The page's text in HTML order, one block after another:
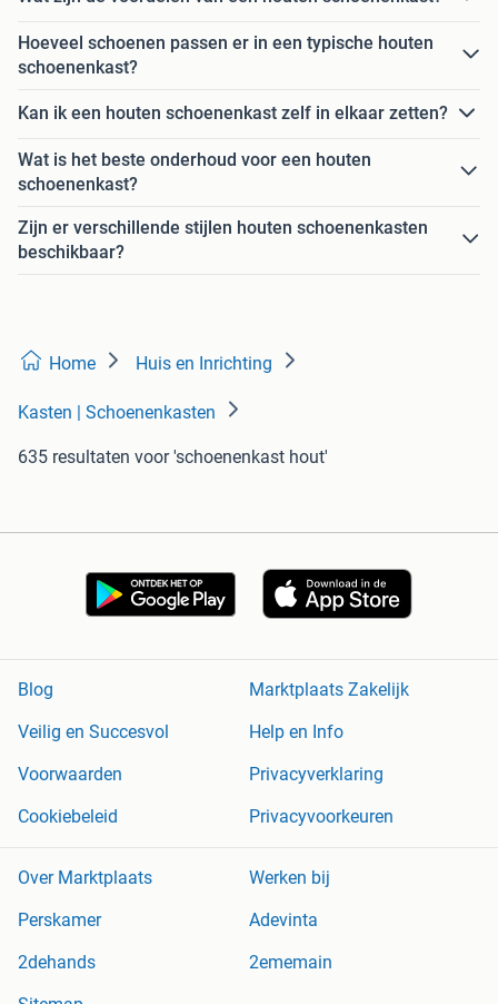
Hoeveel schoenen passen er in een typische houten
schoenenkast?
Kan ik een houten schoenenkast zelf in elkaar zetten?
Wat is het beste onderhoud voor een houten
schoenenkast?
Zijn er verschillende stijlen houten schoenenkasten
beschikbaar?
Home Huis en Inrichting
Kasten | Schoenenkasten
635 resultaten voor 'schoenenkast hout'
Blog
Marktplaats Zakelijk
Veilig en Succesvol
Help en Info
Voorwaarden
Privacyverklaring
Cookiebeleid
Privacyvoorkeuren
Over Marktplaats
Werken bij
Perskamer
Adevinta
2dehands
2ememain